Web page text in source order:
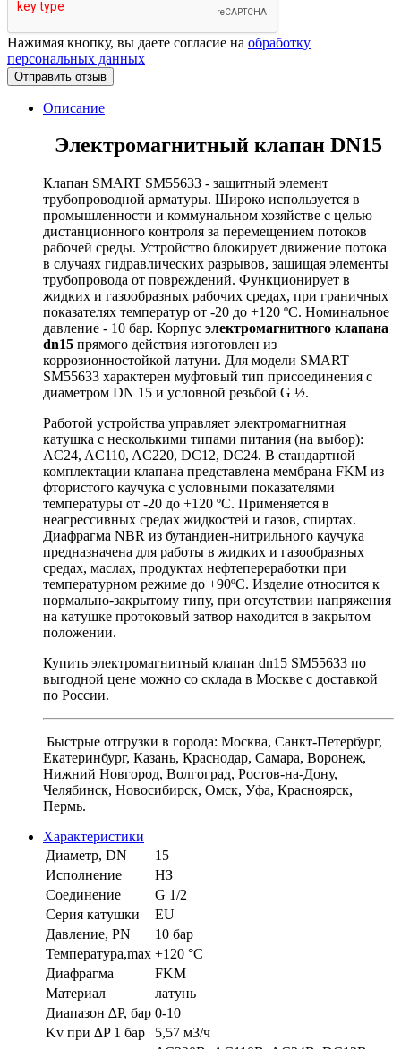
Нажимая кнопку, вы даете согласие на обработку
персональных данных
Отправить отзыв
Описание
Электромагнитный клапан DN15
Клапан SMART SM55633 - защитный элемент
трубопроводной арматуры. Широко используется в
промышленности и коммунальном хозяйстве с целью
дистанционного контроля за перемещением потоков
рабочей среды. Устройство блокирует движение потока
в случаях гидравлических разрывов, защищая элементы
трубопровода от повреждений. Функционирует в
жидких и газообразных рабочих средах, при граничных
показателях температур от -20 до +120 ºС. Номинальное
давление - 10 бар. Корпус электромагнитного клапана
dn15 прямого действия изготовлен из
коррозионностойкой латуни. Для модели SMART
SM55633 характерен муфтовый тип присоединения с
диаметром DN 15 и условной резьбой G ½.
Работой устройства управляет электромагнитная
катушка с несколькими типами питания (на выбор):
AC24, AC110, AC220, DC12, DC24. В стандартной
комплектации клапана представлена мембрана FKM из
фтористого каучука с условными показателями
температуры от -20 до +120 ºС. Применяется в
неагрессивных средах жидкостей и газов, спиртах.
Диафрагма NBR из бутандиен-нитрильного каучука
предназначена для работы в жидких и газообразных
средах, маслах, продуктах нефтепереработки при
температурном режиме до +90ºС. Изделие относится к
нормально-закрытому типу, при отсутствии напряжения
на катушке протоковый затвор находится в закрытом
положении.
Купить электромагнитный клапан dn15 SM55633 по
выгодной цене можно со склада в Москве с доставкой
по России.
Быстрые отгрузки в города: Москва, Санкт-Петербург,
Екатеринбург, Казань, Краснодар, Самара, Воронеж,
Нижний Новгород, Волгоград, Ростов-на-Дону,
Челябинск, Новосибирск, Омск, Уфа, Красноярск,
Пермь.
Характеристики
Диаметр, DN
15
Исполнение
НЗ
Соединение
G 1/2
Серия катушки
EU
Давление, PN
10 бар
Температура,max +120 °С
Диафрагма
FKM
Материал
латунь
Диапазон ∆P, бар 0-10
Kv при ∆P 1 бар
5,57 м3/ч